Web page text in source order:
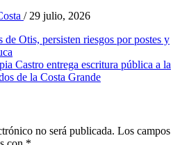
/ 29 julio, 2026
de Otis, persisten riesgos por postes y
Castro entrega escritura pública a la
de la Costa Grande
no será publicada. Los campos